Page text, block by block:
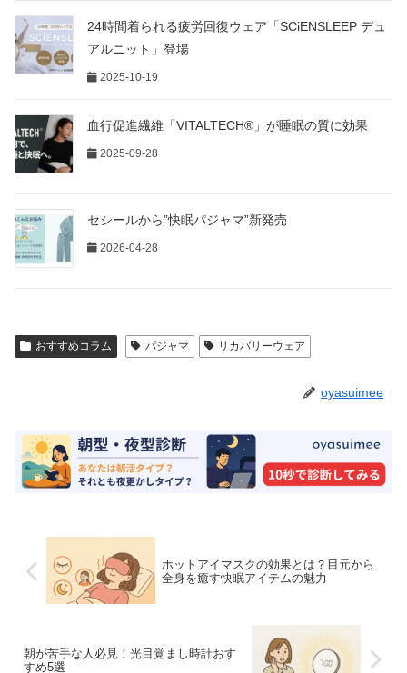
24時間着られる疲労回復ウェア「SCiENSLEEP デュ
アルニット」登場
2025-10-19
血行促進繊維「VITALTECH®」が睡眠の質に効果
2025-09-28
セシールから”快眠パジャマ”新発売
2026-04-28
おすすめコラム パジャマ リカバリーウェア
oyasuimee
ホットアイマスクの効果とは？目元から
全身を癒す快眠アイテムの魅力
朝が苦手な人必見！光目覚まし時計おす
すめ5選